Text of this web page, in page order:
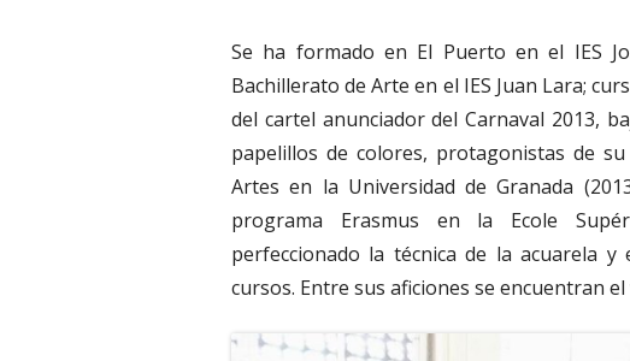
Se ha formado en El Puerto en el IES
Bachillerato de Arte en el IES Juan Lara;
del cartel anunciador del Carnaval 2013,
papelillos de colores, protagonistas de
Artes en la Universidad de Granada
programa Erasmus en la Ecole
perfeccionado la técnica de la acuarela
cursos. Entre sus aficiones se encuentran